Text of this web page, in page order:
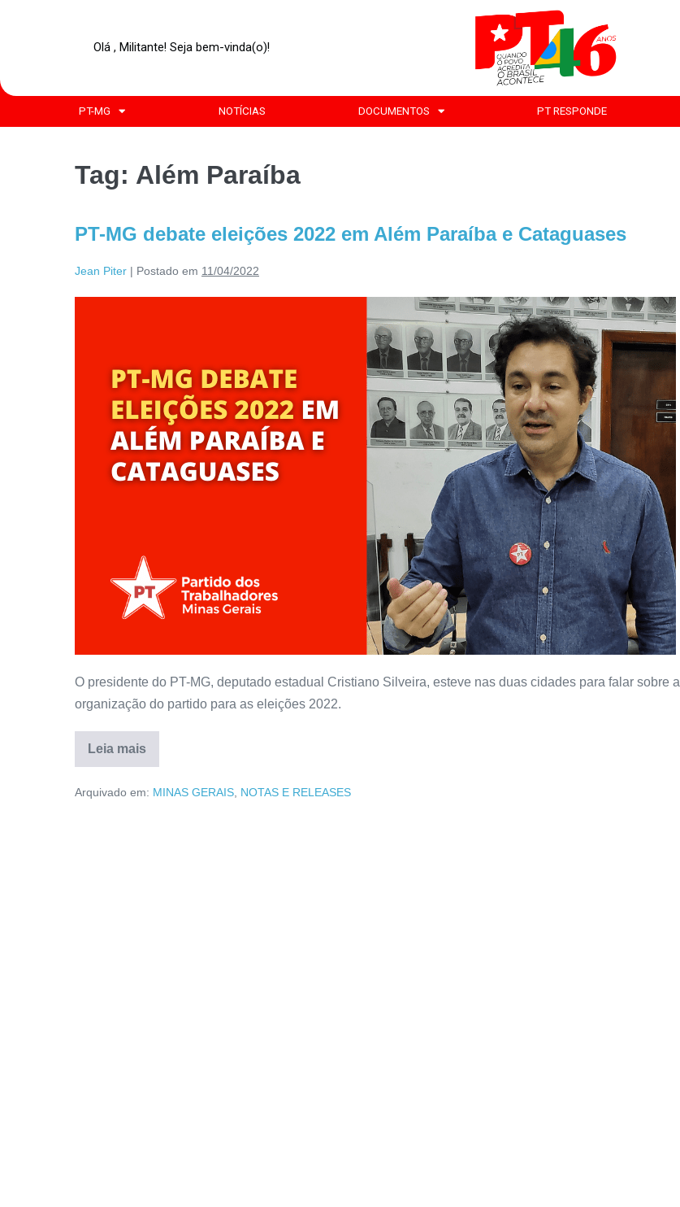
Olá , Militante! Seja bem-vinda(o)!
PT-MG NOTÍCIAS DOCUMENTOS PT RESPONDE
Tag: Além Paraíba
PT-MG debate eleições 2022 em Além Paraíba e Cataguases
Jean Piter | Postado em 11/04/2022
O presidente do PT-MG, deputado estadual Cristiano Silveira, esteve nas duas cidades para falar sobre a
organização do partido para as eleições 2022.
Leia mais
Arquivado em: MINAS GERAIS NOTAS E RELEASES